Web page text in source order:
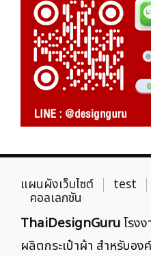
แผนผังเว็บไซต์ test
คอลเลกชัน
ThaiDesignGuruโรง
ผลิตกระเป๋าผ้า สำหรับอ